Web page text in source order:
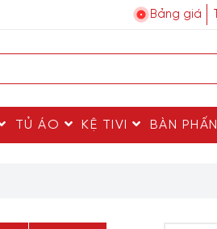
Bảng giá
TỦ ÁO KỆ TIVI BÀN PHẤN